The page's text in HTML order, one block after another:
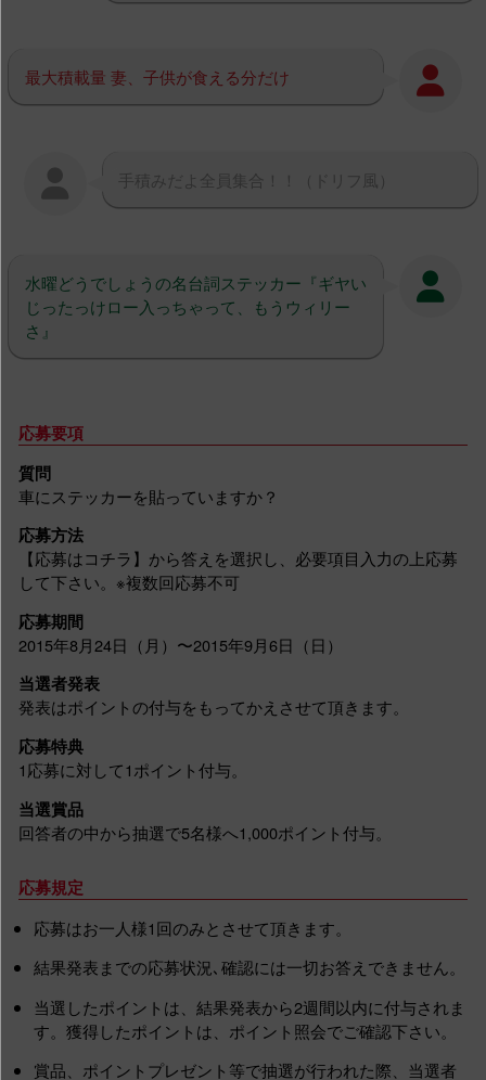
最大積載量 妻、子供が食える分だけ
手積みだよ全員集合！！（ドリフ風）
水曜どうでしょうの名台詞ステッカー『ギヤい
じったっけロー入っちゃって、もうウィリー
さ』
応募要項
質問
車にステッカーを貼っていますか？
応募方法
【応募はコチラ】から答えを選択し、必要項目入力の上応募
して下さい。※複数回応募不可
応募期間
2015年8月24日（月）〜2015年9月6日（日）
当選者発表
発表はポイントの付与をもってかえさせて頂きます。
応募特典
1応募に対して1ポイント付与。
当選賞品
回答者の中から抽選で5名様へ1,000ポイント付与。
応募規定
応募はお一人様1回のみとさせて頂きます。
結果発表までの応募状況､確認には一切お答えできません。
当選したポイントは、結果発表から2週間以内に付与されま
す。獲得したポイントは、ポイント照会でご確認下さい。
賞品、ポイントプレゼント等で抽選が行われた際、当選者